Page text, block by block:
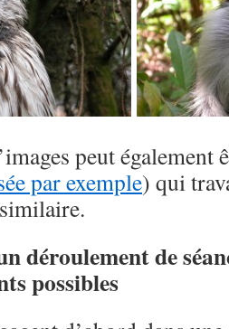
peut
par exemple) qui
déroulement de
possibles